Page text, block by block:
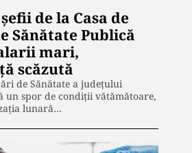
de la Casa de
Sănătate Publică
mari,
scăzută
de Sănătate a județului
un spor de condiții vătămătoare,
lunară…